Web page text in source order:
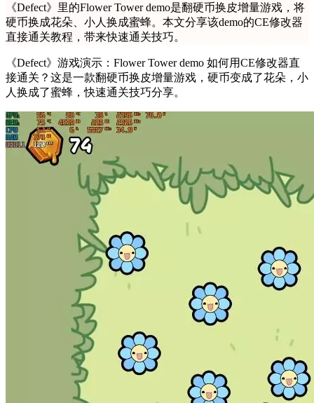
《Defect》里的Flower Tower demo是翻硬币换皮增量游戏，将
硬币换成花朵、小人换成蜜蜂。本文分享该demo的CE修改器
直接通关教程，带来快速通关技巧。
《Defect》游戏演示：Flower Tower demo 如何用CE修改器直
接通关？这是一款翻硬币换皮增量游戏，硬币变成了花朵，小
人换成了蜜蜂，快速通关技巧分享。